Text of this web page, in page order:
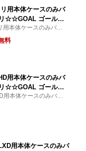
用本体ケースのみバ
☆☆GOAL ゴール☆T
ル☆☆ 玄関 ドア 扉
パーツ
本体ケースのみバック
料
用本体ケースのみバ
☆☆GOAL ゴール☆H
☆☆ 玄関 ドア 扉 修理
ツ
本体ケースのみバック
用本体ケースのみバ